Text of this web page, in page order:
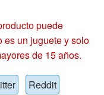
puede
es un juguete y solo
de 15 años.
Reddit